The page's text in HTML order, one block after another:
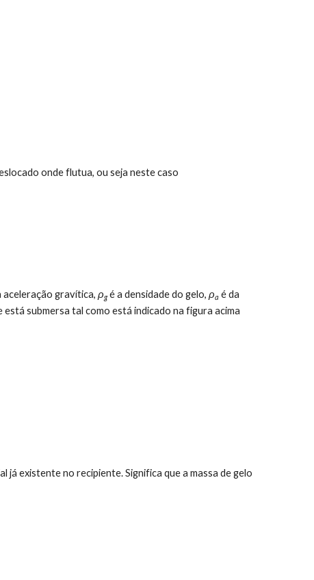
onde flutua, ou seja neste caso
aceleração gravítica, ρg é a densidade do gelo, ρa é da
está submersa tal como está indicado na figura acima